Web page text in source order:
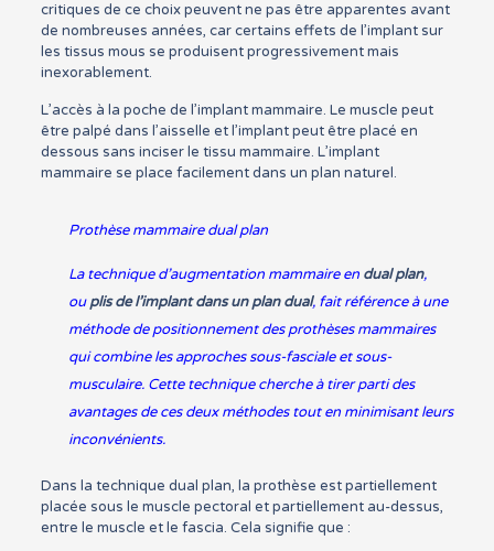
critiques de ce choix peuvent ne pas être apparentes avant
de nombreuses années, car certains effets de l’implant sur
les tissus mous se produisent progressivement mais
inexorablement.
L’accès à la poche de l’implant mammaire. Le muscle peut
être palpé dans l’aisselle et l’implant peut être placé en
dessous sans inciser le tissu mammaire. L’implant
mammaire se place facilement dans un plan naturel.
Prothèse mammaire dual plan
La technique d’augmentation mammaire en dual plan,
ouplis de l’implant dans un plan dual, fait référence à une
méthode de positionnement des prothèses mammaires
qui combine les approches sous-fasciale et sous-
musculaire. Cette technique cherche à tirer parti des
avantages de ces deux méthodes tout en minimisant leurs
inconvénients.
Dans la technique dual plan, la prothèse est partiellement
placée sous le muscle pectoral et partiellement au-dessus,
entre le muscle et le fascia. Cela signifie que :